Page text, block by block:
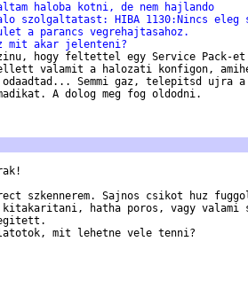
haloba kotni, de nem hajlando
szolgaltatast: HIBA 1130:Nincs eleg
a parancs vegrehajtasahoz.
mit akar jelenteni?
hogy feltettel egy Service Pack-et
valamit a halozati konfigon,
Semmi gaz, telepitsd ujra a
A dolog meg fog oldodni.
szkennerem. Sajnos csikot huz
hatha poros, vagy valami
mit lehetne vele tenni?